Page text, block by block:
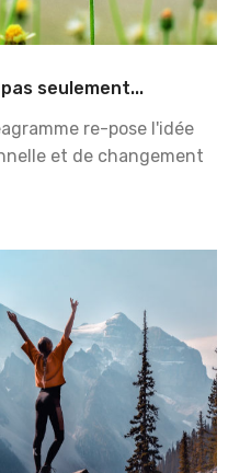
seulement...
re-pose l'idée
et de changement